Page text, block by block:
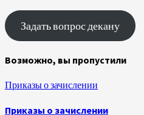
Задать вопрос декану
Возможно, вы пропустили
Приказы о зачислении
Приказы о зачислении